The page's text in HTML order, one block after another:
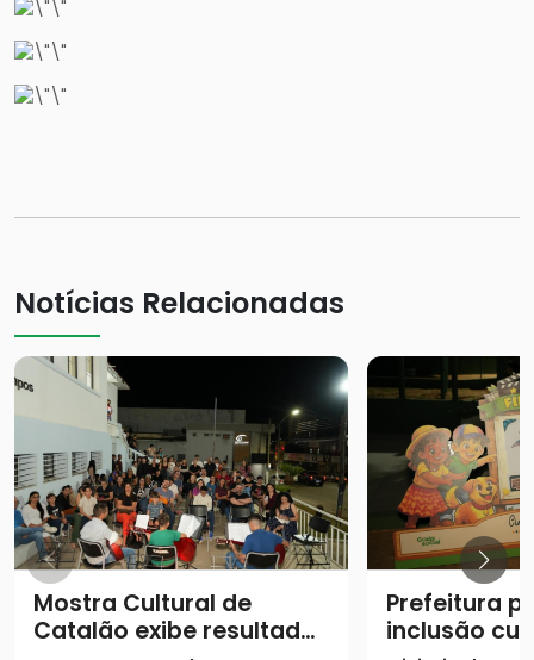
Notícias Relacionadas
Mostra Cultural de
Catalão exibe resultados
Prefeitura
inclusão